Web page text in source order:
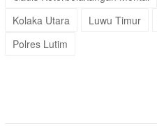
Kolaka Utara
Luwu Timur
Polres Lutim